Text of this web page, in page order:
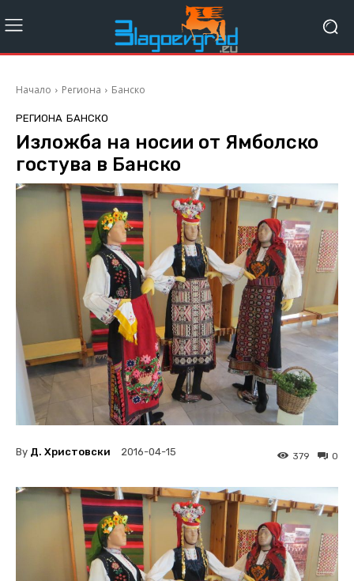
Начало Региона Банско
РЕГИОНА БАНСКО
Изложба на носии от Ямболско
гостува в Банско
By Д. Христовски 2016-04-15 0
379